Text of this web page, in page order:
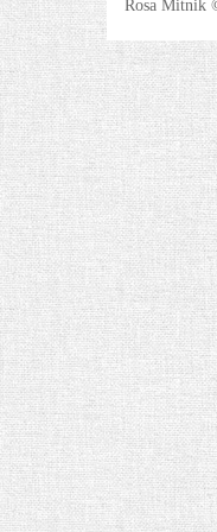
Rosa Mitnik